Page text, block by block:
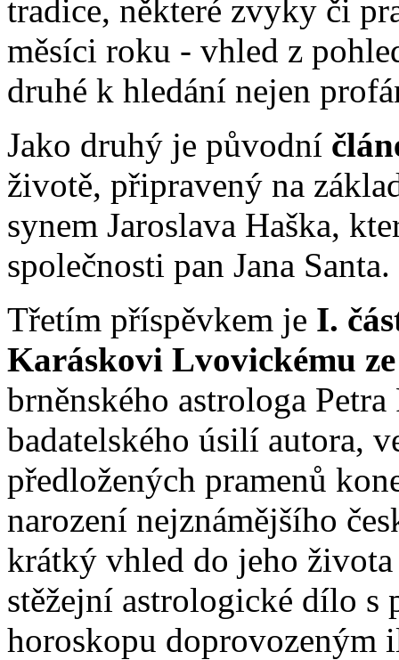
tradice, některé zvyky či
měsíci roku - vhled z
druhé k hledání nejen
Jako druhý je původní
životě, připravený na
synem Jaroslava Haška,
společnosti pan Jana Santa.
Třetím příspěvkem je I.
Karáskovi Lvovickému
brněnského astrologa
badatelského úsilí autora,
předložených pramenů
narození nejznámějšího
krátký vhled do jeho
stěžejní astrologické dílo s
horoskopu